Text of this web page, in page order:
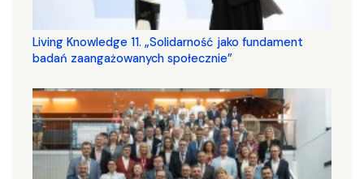
Living Knowledge 11. „Solidarność jako fundament
badań zaangażowanych społecznie”